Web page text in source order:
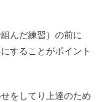
んだ練習）の前に
することがポイント
をしてり上達のため